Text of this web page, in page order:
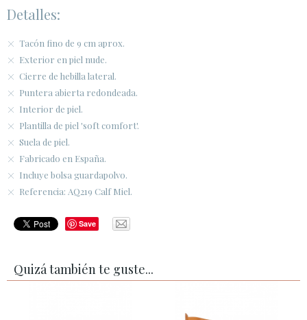
Detalles:
Tacón fino de 9 cm aprox.
Exterior en piel nude.
Cierre de hebilla lateral.
Puntera abierta redondeada.
Interior de piel.
Plantilla de piel 'soft comfort'.
Suela de piel.
Fabricado en España.
Incluye bolsa guardapolvo.
Referencia: AQ219 Calf Miel.
Save
Quizá también te guste...